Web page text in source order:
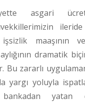
asgari
ileride
işsizlik maaşının
dramatik
Bu zararlı
yargı yoluyla
bankadan